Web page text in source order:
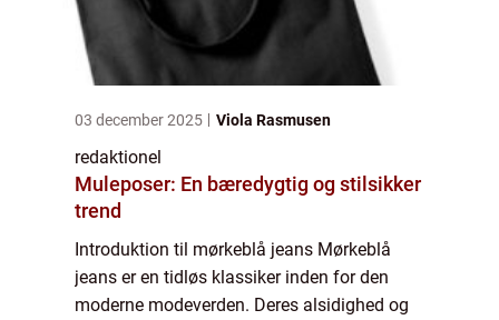
03 december 2025 Viola Rasmusen
redaktionel
Muleposer: En bæredygtig og stilsikker
trend
Introduktion til mørkeblå jeans Mørkeblå
jeans er en tidløs klassiker inden for den
moderne modeverden. Deres alsidighed og